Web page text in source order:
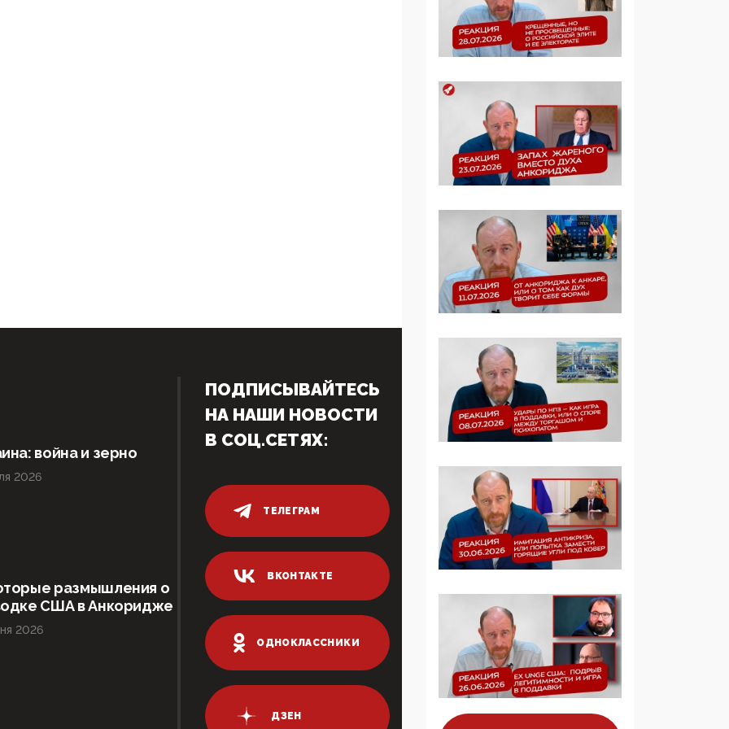
Манифест против
семьи и традиционных
ценностей: «Новые
люди» поднимают
электорат феминисток
на битву с
мужчинами-«бабуинам
05:08, 15 Мая 2026
Эзотерика,
инфоцыганство и
лженаука под ширмой
защиты традиционных
ценностей: кто и с чем
выступал на форуме
«Россия 809. Традиции
будущего»
09:40, 06 Мая 2026
Симулякр патриотизма
и благолепия:
профилактика негатива
среди молодежи снова
отдана на откуп
03:35, 25 Апреля 2026
120 лет
парламентаризма: как
институт
народовластия
превратился в «чего
изволите» для
Правительства и АП
06:29, 15 Апреля 2026
Социальный фонд
России – пионер
жесткого внедрения
война и зерно
2026
размышления о
США в Анкоридже
2026
ПОДПИСЫВАЙТЕСЬ
НА НАШИ НОВОСТИ
В СОЦ.СЕТЯХ:
ТЕЛЕГРАМ
ВКОНТАКТЕ
ОДНОКЛАССНИКИ
ДЗЕН